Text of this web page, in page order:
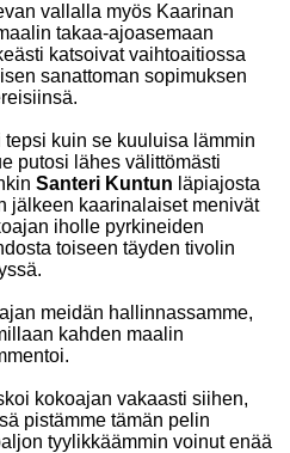
vallalla myös Kaarinan
takaa-ajoasemaan
katsoivat vaihtoaitiossa
sanattoman sopimuksen
kuin se kuuluisa lämmin
putosi lähes välittömästi
Santeri Kuntun läpiajosta
jälkeen kaarinalaiset menivät
iholle pyrkineiden
toiseen täyden tivolin
meidän hallinnassamme,
kahden maalin
kokoajan vakaasti siihen,
pistämme tämän pelin
tyylikkäämmin voinut enää